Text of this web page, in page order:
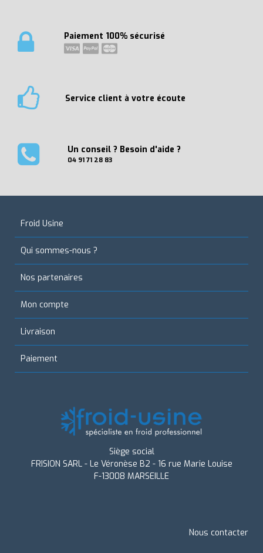
Paiement 100% sécurisé
Service client à votre écoute
Un conseil ? Besoin d'aide ?
04 91 71 28 83
Froid Usine
Qui sommes-nous ?
Nos partenaires
Mon compte
Livraison
Paiement
Siège social
FRISION SARL - Le Véronèse B2 - 16 rue Marie Louise
F-13008 MARSEILLE
Nous contacter